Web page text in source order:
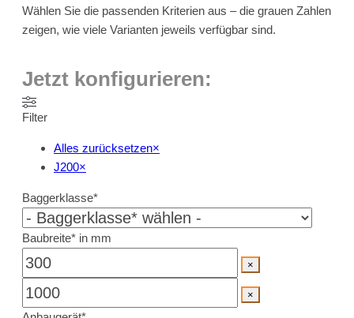
Wählen Sie die passenden Kriterien aus – die grauen Zahlen
zeigen, wie viele Varianten jeweils verfügbar sind.
Jetzt konfigurieren:
Filter
Alles zurücksetzen×
J200×
Baggerklasse*
Baubreite* in mm
×
×